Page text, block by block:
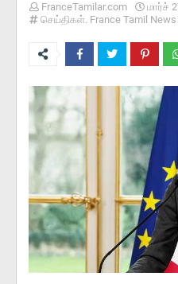
FranceTamilar.com
மார்ச்
செய்திகள். France Tamil News